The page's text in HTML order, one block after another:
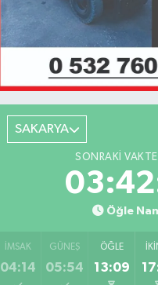
SAKARYA
SONRAKI
Öğle
İMSAK
04:14
GÜNEŞ
05:54
ÖĞLE
13:09